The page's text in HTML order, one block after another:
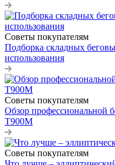
Советы покупателям
Подборка складных
использования
Советы покупателям
Обзор профессиональной
T900M
Советы покупателям